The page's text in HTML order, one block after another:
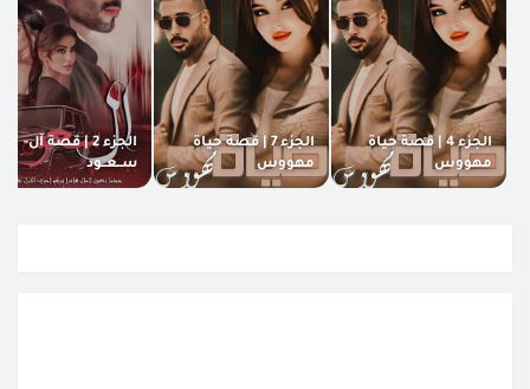
الجزء 4 | قصة حياة
مهووس
الجزء 7 | قصة حياة
مهووس
الجزء 2 | قصة آل-
ســعــود